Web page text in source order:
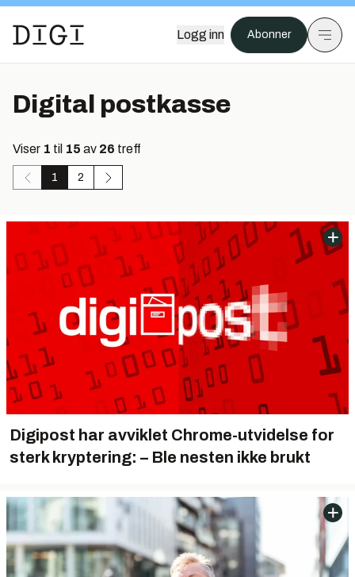
Logg inn Abonner
Digital postkasse
Viser 1 til 15 av 26 treff
1 2
Digipost har avviklet Chrome-utvidelse for
sterk kryptering: – Ble nesten ikke brukt